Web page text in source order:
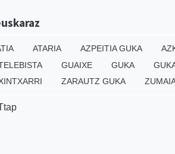
ATARIA AZPEITIA GUKA
GUAIXE GUKA
ZARAUTZ GUKA